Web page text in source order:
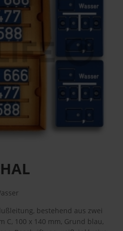
bestehend aus zwei
C, 100 x 140 mm, Grund blau,